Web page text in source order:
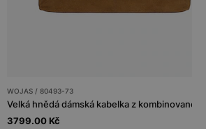
WOJAS / 80493-73
Velká hnědá dámská kabelka z kombinované
3799.00 Kč